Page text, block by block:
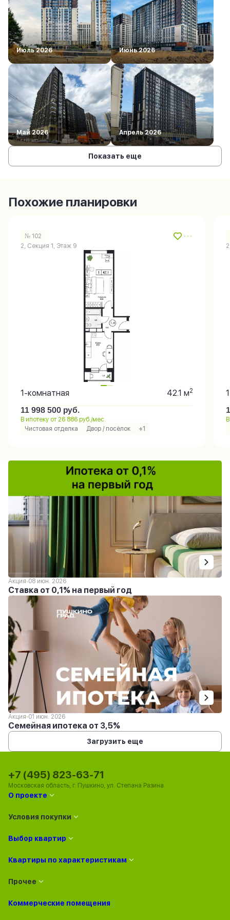
Июль 2026 Июнь 2026
Май 2026 Апрель 2026
Показать еще
Похожие планировки
№ 102
2, Секция 1, Этаж 9
1-комнатная 42.1 м2
11 998 500 руб.
В ипотеку от 26 886 руб./мес.
Чистовая отделка
Двор / посёлок +1
Акция 08 июн. 2026
Ставка от 0,1% на первый год
Акция 01 июн. 2026
Семейная ипотека от 3,5%
Загрузить еще
О проекте
Условия покупки
Выбор квартир
Квартиры по характеристикам
Прочее
Коммерческие помещения
+7 (495) 823-63-71
Московская область, г. Пушкино, ул. Степана Разина